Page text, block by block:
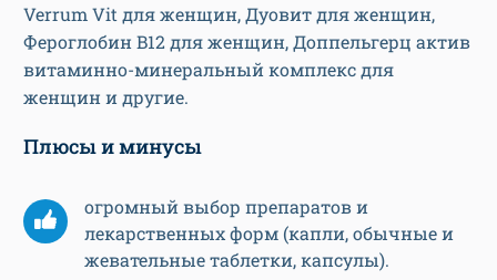
Verrum Vit для женщин, Дуовит для женщин,
Фероглобин B12 для женщин, Доппельгерц актив
витаминно-минеральный комплекс для
женщин и другие.
Плюсы и минусы
огромный выбор препаратов и
лекарственных форм (капли, обычные и
жевательные таблетки, капсулы).